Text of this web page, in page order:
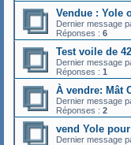
Vendue : Yole
Dernier message
Réponses : 6
Test voile de
Dernier message
Réponses : 1
À vendre: Mât
Dernier message
Réponses : 2
vend Yole
Dernier message